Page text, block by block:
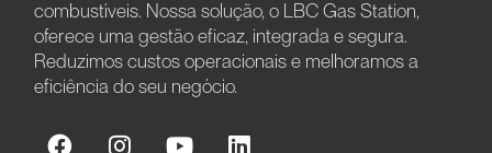
combustíveis. Nossa solução, o LBC Gas Station,
oferece uma gestão eficaz, integrada e segura.
Reduzimos custos operacionais e melhoramos a
eficiência do seu negócio.